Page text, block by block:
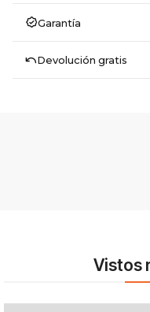
Garantía
Devolución gratis
Vistos